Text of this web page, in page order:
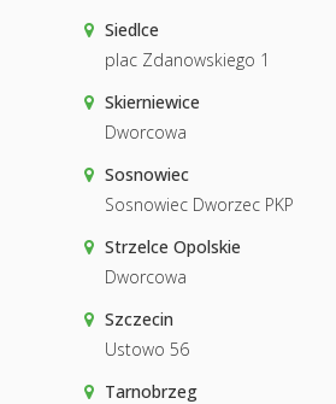
Siedlce
plac Zdanowskiego 1
Skierniewice
Dworcowa
Sosnowiec
Sosnowiec Dworzec PKP
Strzelce Opolskie
Dworcowa
Szczecin
Ustowo 56
Tarnobrzeg